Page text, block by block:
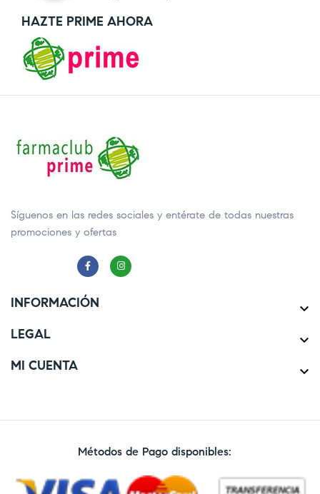
HAZTE PRIME AHORA
Síguenos en las redes sociales y entérate de todas nuestras
promociones y ofertas
INFORMACIÓN 
LEGAL 
MI CUENTA 
Métodos de Pago disponibles: